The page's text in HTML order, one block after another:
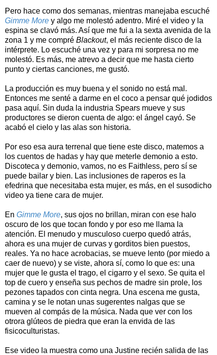
Pero hace como dos semanas, mientras manejaba escuché
Gimme More y algo me molestó adentro. Miré el video y la
espina se clavó más. Así que me fui a la sexta avenida de la
zona 1 y me compré Blackout, el más reciente disco de la
intérprete. Lo escuché una vez y para mi sorpresa no me
molestó. Es más, me atrevo a decir que me hasta cierto
punto y ciertas canciones, me gustó.
La producción es muy buena y el sonido no está mal.
Entonces me senté a darme en el coco a pensar qué jodidos
pasa aquí. Sin duda la industria Spears mueve y sus
productores se dieron cuenta de algo: el ángel cayó. Se
acabó el cielo y las alas son historia.
Por eso esa aura terrenal que tiene este disco, matemos a
los cuentos de hadas y hay que meterle demonio a esto.
Discoteca y demonio, vamos, no es Faithless, pero sí se
puede bailar y bien. Las inclusiones de raperos es la
efedrina que necesitaba esta mujer, es más, en el susodicho
video ya tiene cara de mujer.
En Gimme More, sus ojos no brillan, miran con ese halo
oscuro de los que tocan fondo y por eso me llama la
atención. El menudo y musculoso cuerpo quedó atrás,
ahora es una mujer de curvas y gorditos bien puestos,
reales. Ya no hace acrobacias, se mueve lento (por miedo a
caer de nuevo) y se viste, ahora sí, como lo que es: una
mujer que le gusta el trago, el cigarro y el sexo. Se quita el
top de cuero y enseña sus pechos de madre sin prole, los
pezones tapados con cinta negra. Una escena me gusta,
camina y se le notan unas sugerentes nalgas que se
mueven al compás de la música. Nada que ver con los
otrora glúteos de piedra que eran la envida de las
fisicoculturistas.
Ese video la muestra como una Justine recién salida de las